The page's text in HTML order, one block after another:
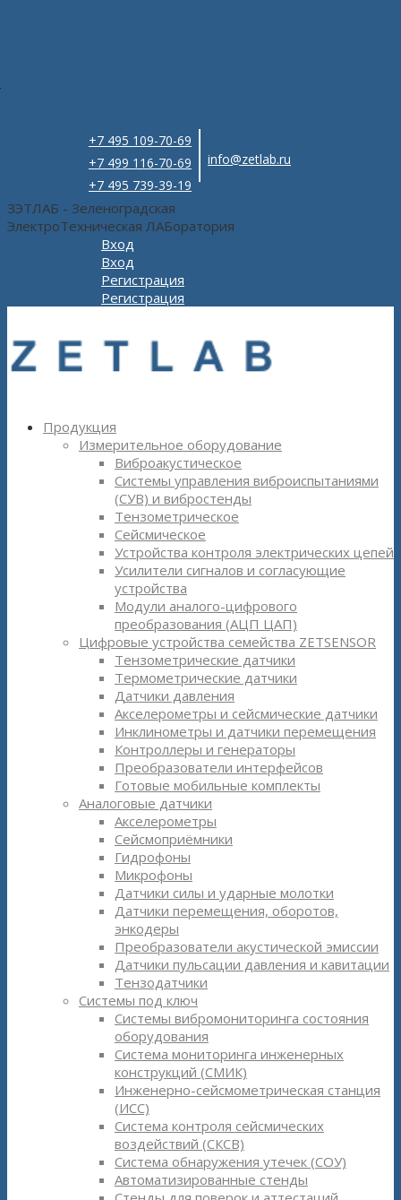
+7 495 109-70-69
+7 499 116-70-69
+7 495 739-39-19
info@zetlab.ru
ЗЭТЛАБ - Зеленоградская
ЭлектроТехническая ЛАБоратория
Вход
Вход
Регистрация
Регистрация
Продукция
Измерительное оборудование
Виброакустическое
Системы управления виброиспытаниями
(СУВ) и вибростенды
Тензометрическое
Сейсмическое
Устройства контроля электрических цепей
Усилители сигналов и согласующие
устройства
Модули аналого-цифрового
преобразования (АЦП ЦАП)
Цифровые устройства семейства ZETSENSOR
Тензометрические датчики
Термометрические датчики
Датчики давления
Акселерометры и сейсмические датчики
Инклинометры и датчики перемещения
Контроллеры и генераторы
Преобразователи интерфейсов
Готовые мобильные комплекты
Аналоговые датчики
Акселерометры
Сейсмоприёмники
Гидрофоны
Микрофоны
Датчики силы и ударные молотки
Датчики перемещения, оборотов,
энкодеры
Преобразователи акустической эмиссии
Датчики пульсации давления и кавитации
Тензодатчики
Системы под ключ
Системы вибромониторинга состояния
оборудования
Система мониторинга инженерных
конструкций (СМИК)
Инженерно-сейсмометрическая станция
(ИСС)
Система контроля сейсмических
воздействий (СКСВ)
Система обнаружения утечек (СОУ)
Автоматизированные стенды